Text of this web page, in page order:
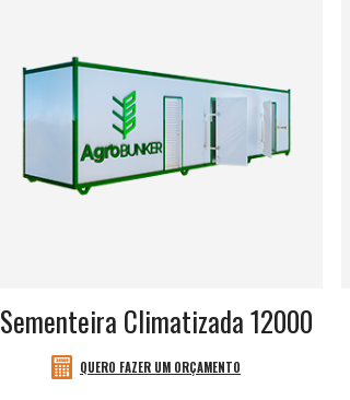
Sementeira Climatizada 12000
QUERO FAZER UM ORÇAMENTO